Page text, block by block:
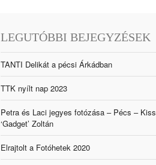
LEGUTÓBBI BEJEGYZÉSEK
TANTI Delikát a pécsi Árkádban
TTK nyílt nap 2023
Petra és Laci jegyes fotózása – Pécs – Kiss
‘Gadget’ Zoltán
Elrajtolt a Fotóhetek 2020